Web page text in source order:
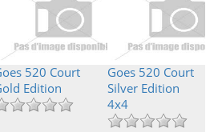
520 Court
Edition
Goes 520 Court
Silver Edition
4x4